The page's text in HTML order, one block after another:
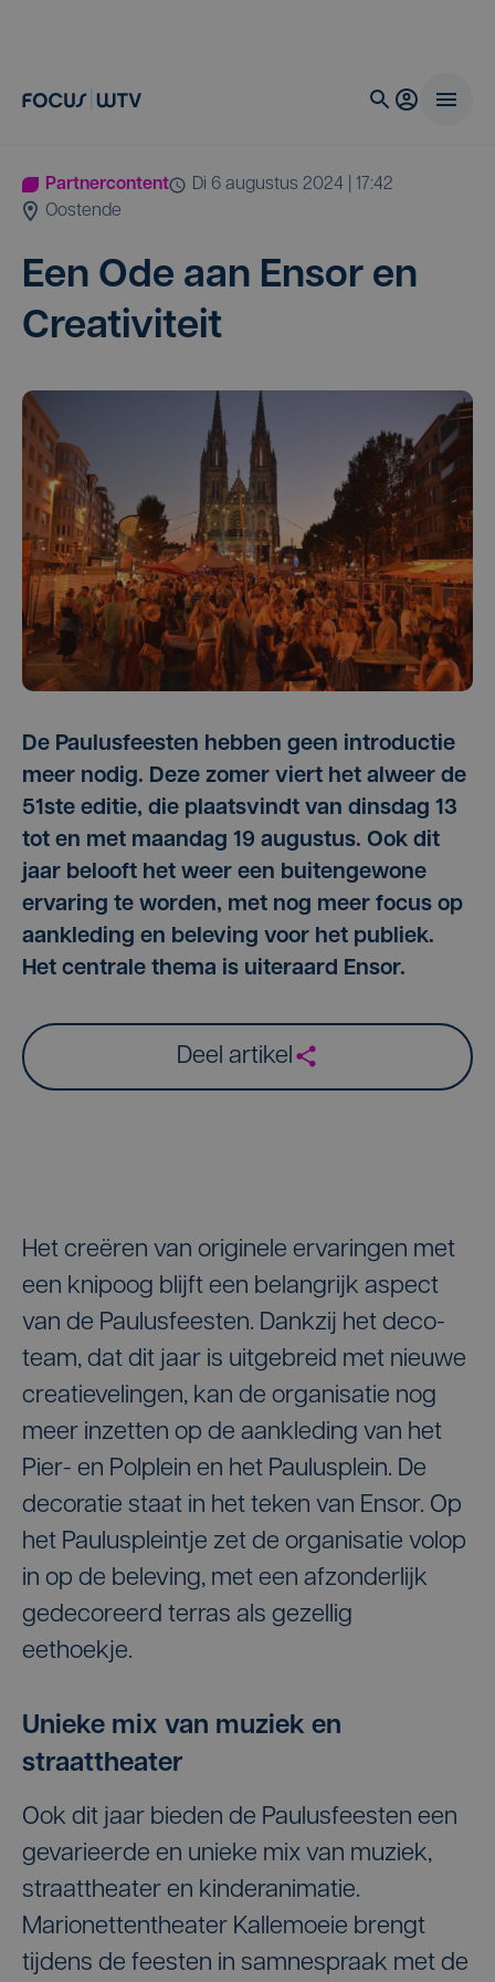
Partnercontent
di 6 augustus 2024 | 17:42
Oostende
Een Ode aan Ensor en
Creativiteit
De Paulusfeesten hebben geen introductie
meer nodig. Deze zomer viert het alweer de
51ste editie, die plaatsvindt van dinsdag 13
tot en met maandag 19 augustus. Ook dit
jaar belooft het weer een buitengewone
ervaring te worden, met nog meer focus op
aankleding en beleving voor het publiek.
Het centrale thema is uiteraard Ensor.
Deel artikel
Het creëren van originele ervaringen met
een knipoog blijft een belangrijk aspect
van de Paulusfeesten. Dankzij het deco-
team, dat dit jaar is uitgebreid met nieuwe
creatievelingen, kan de organisatie nog
meer inzetten op de aankleding van het
Pier- en Polplein en het Paulusplein. De
decoratie staat in het teken van Ensor. Op
het Pauluspleintje zet de organisatie volop
in op de beleving, met een afzonderlijk
gedecoreerd terras als gezellig
eethoekje.
Unieke mix van muziek en
straattheater
Ook dit jaar bieden de Paulusfeesten een
gevarieerde en unieke mix van muziek,
straattheater en kinderanimatie.
Marionettentheater Kallemoeie brengt
tijdens de feesten in samnespraak met de